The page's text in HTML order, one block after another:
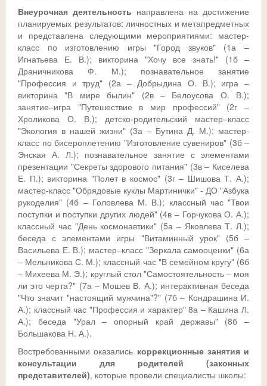
Внеурочная деятельность направлена на достижение
планируемых результатов: личностных и метапредметных
и представлена следующими мероприятиями: мастер-
класс по изготовлению игры "Город звуков" (1а –
Игнатьева Е. В.); викторина "Хочу все знать!" (1б –
Драничникова Ф. М.); познавательное занятие
"Профессия и труд" (2а – Добрыдина О. В.); игра –
викторина "В мире былин" (2в – Белоусова О. В.);
занятие–игра "Путешествие в мир профессий" (2г –
Хроликова О. В.); детско-родительский мастер–класс
"Экология в нашей жизни" (3а – Бутина Д. М.); мастер-
класс по бисероплетению "Изготовление сувениров" (3б –
Энская А. Л.); познавательное занятие с элементами
презентации "Секреты здорового питания" (3в – Киселева
Е. П.); викторина "Полет в космос" (3г – Шишова Т. А.);
мастер-класс "Обрядовые куклы Мартинички" - ДО "Азбука
рукоделия" (4б – Головлева М. В.); классный час "Твои
поступки и поступки других людей" (4в – Горчукова О. А.);
классный час "День космонавтики" (5а – Яковлева Т. Л.);
беседа с элементами игры "Витаминный урок" (5б –
Васильева Е. В.); мастер–класс "Зеркала самооценки" (6а
– Мельникова С. М.); классный час "В семейном кругу" (6б
– Михеева М. Э.); круглый стол "Самостоятельность – моя
ли это черта?" (7а – Мошев В. А.); интерактивная беседа
"Что значит "настоящий мужчина"?" (7б – Кондрашина И.
А.); классный час "Профессия и характер" 8а – Кашина Л.
А.); беседа "Урал – опорный край державы" (8б –
Большакова Н. А.).
Востребованными оказались коррекционные занятия и
консультации для родителей (законных
представителей), которые провели специалисты школы: